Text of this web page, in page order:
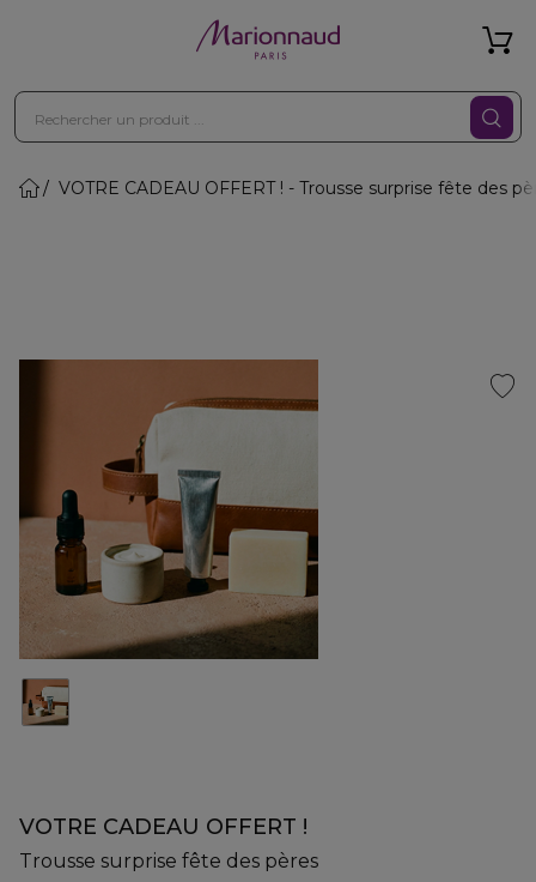
VOTRE CADEAU OFFERT ! - Trousse surprise fête des
VOTRE CADEAU OFFERT !
Trousse surprise fête des pères